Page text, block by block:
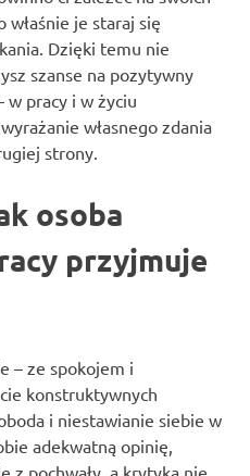
właśnie je staraj się
Dzięki temu nie
szanse na pozytywny
w pracy i w życiu
własnego zdania
strony.
osoba
przyjmuje
– ze spokojem i
konstruktywnych
i niestawianie siebie w
adekwatną opinię,
z pochwały, a krytyka nie